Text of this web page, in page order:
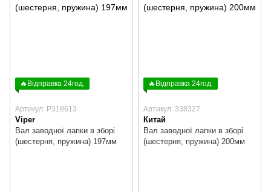
🔥Відправка 24год.
Артикул: P318613
Viper
Вал заводної лапки в зборі
(шестерня, пружина) 197мм
🔥Відправка 24год.
Артикул: 338327
Китай
Вал заводної лапки в зборі
(шестерня, пружина) 200мм